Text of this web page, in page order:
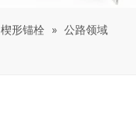
楔形锚栓 » 公路领域